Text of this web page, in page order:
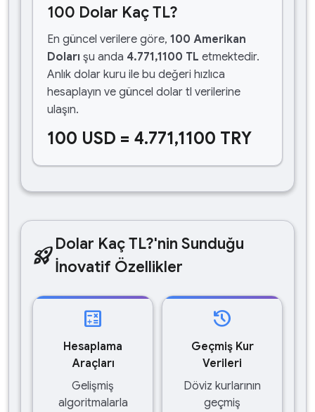
100 Dolar Kaç TL?
En güncel verilere göre, 100 Amerikan
Doları şu anda 4.771,1100 TL etmektedir.
Anlık dolar kuru ile bu değeri hızlıca
hesaplayın ve güncel dolar tl verilerine
ulaşın.
100 USD = 4.771,1100 TRY
rocket_launchDolar Kaç TL?'nin Sunduğu
İnovatif Özellikler
calculate
Hesaplama
Araçları
Gelişmiş
algoritmalarla
history
Geçmiş Kur
Verileri
Döviz kurlarının
geçmiş